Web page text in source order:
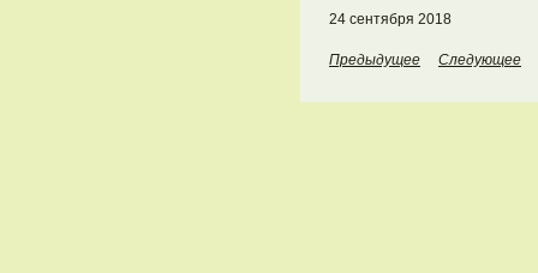
24 сентября 2018
Предыдущее Следующее